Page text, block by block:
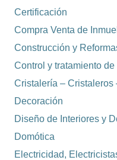
Certificación
Compra Venta de
Construcción y
Control y tratamiento
Cristalería – Cristaleros
Decoración
Diseño de Interiores y
Domótica
Electricidad,